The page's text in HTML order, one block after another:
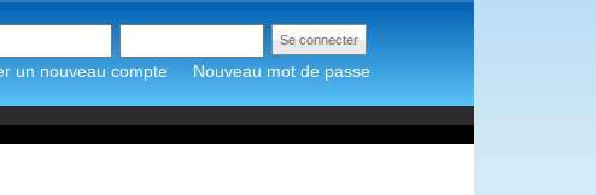
un nouveau compte Nouveau mot de passe